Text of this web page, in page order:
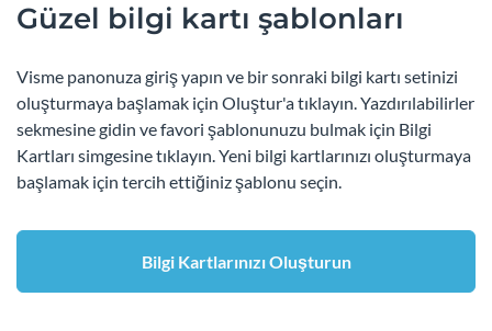
Güzel bilgi kartı şablonları
Visme panonuza giriş yapın ve bir sonraki bilgi kartı setinizi
oluşturmaya başlamak için Oluştur'a tıklayın. Yazdırılabilirler
sekmesine gidin ve favori şablonunuzu bulmak için Bilgi
Kartları simgesine tıklayın. Yeni bilgi kartlarınızı oluşturmaya
başlamak için tercih ettiğiniz şablonu seçin.
Bilgi Kartlarınızı Oluşturun